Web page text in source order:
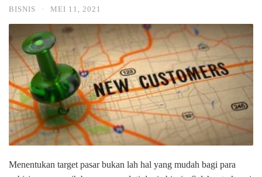
BISNIS · MEI 11, 2021
Menentukan target pasar bukan lah hal yang mudah bagi para